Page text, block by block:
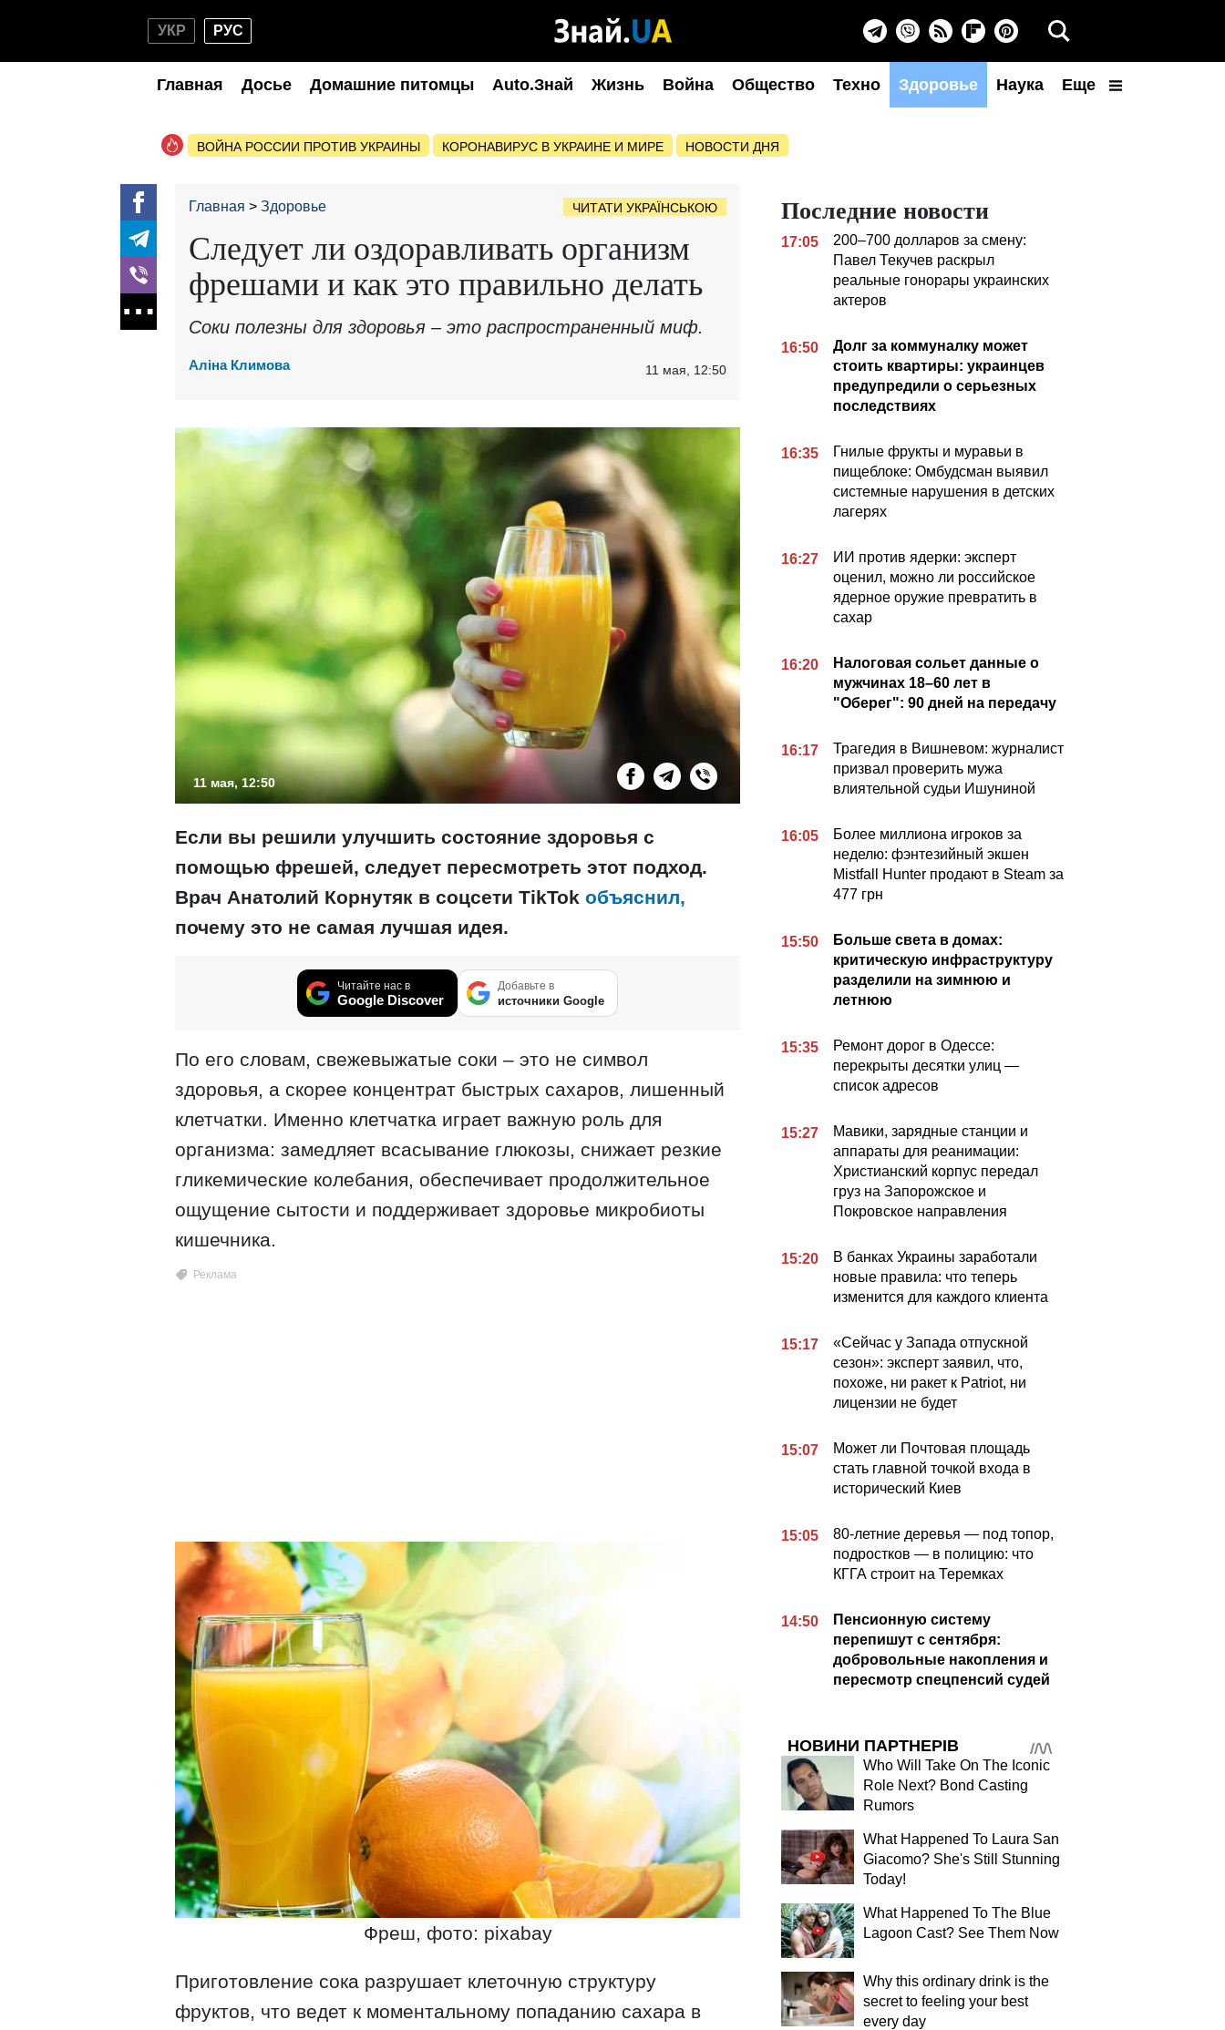
УКР РУС
Главная Досье Домашние питомцы Auto.Знай Жизнь Война Общество Техно Здоровье Наука Еще
ВОЙНА РОССИИ ПРОТИВ УКРАИНЫ КОРОНАВИРУС В УКРАИНЕ И МИРЕ НОВОСТИ ДНЯ
Главная Здоровье ЧИТАТИ УКРАЇНСЬКОЮ
Следует ли оздоравливать организм
фрешами и как это правильно делать
Соки полезны для здоровья – это распространенный миф.
Аліна Климова 11 мая, 12:50
11 мая, 12:50
Если вы решили улучшить состояние здоровья с
помощью фрешей, следует пересмотреть этот подход.
Врач Анатолий Корнутяк в соцсети TikTok объяснил,
почему это не самая лучшая идея.
Читайте нас в
Google Discover
Добавьте в
источники Google
По его словам, свежевыжатые соки – это не символ
здоровья, а скорее концентрат быстрых сахаров, лишенный
клетчатки. Именно клетчатка играет важную роль для
организма: замедляет всасывание глюкозы, снижает резкие
гликемические колебания, обеспечивает продолжительное
ощущение сытости и поддерживает здоровье микробиоты
кишечника.
Фреш, фото: pixabay
Приготовление сока разрушает клеточную структуру
фруктов, что ведет к моментальному попаданию сахара в
Последние новости
17:05
200–700 долларов за смену:
Павел Текучев раскрыл
реальные гонорары украинских
актеров
16:50
Долг за коммуналку может
стоить квартиры: украинцев
предупредили о серьезных
последствиях
16:35
Гнилые фрукты и муравьи в
пищеблоке: Омбудсман выявил
системные нарушения в детских
лагерях
16:27
ИИ против ядерки: эксперт
оценил, можно ли российское
ядерное оружие превратить в
сахар
16:20
Налоговая сольет данные о
мужчинах 18–60 лет в
"Оберег": 90 дней на передачу
16:17
Трагедия в Вишневом: журналист
призвал проверить мужа
влиятельной судьи Ишуниной
16:05
Более миллиона игроков за
неделю: фэнтезийный экшен
Mistfall Hunter продают в Steam за
477 грн
15:50
Больше света в домах:
критическую инфраструктуру
разделили на зимнюю и
летнюю
15:35
Ремонт дорог в Одессе:
перекрыты десятки улиц —
список адресов
15:27
Мавики, зарядные станции и
аппараты для реанимации:
Христианский корпус передал
груз на Запорожское и
Покровское направления
15:20
В банках Украины заработали
новые правила: что теперь
изменится для каждого клиента
15:17
«Сейчас у Запада отпускной
сезон»: эксперт заявил, что,
похоже, ни ракет к Patriot, ни
лицензии не будет
15:07
Может ли Почтовая площадь
стать главной точкой входа в
исторический Киев
15:05
80-летние деревья — под топор,
подростков — в полицию: что
КГГА строит на Теремках
14:50
Пенсионную систему
перепишут с сентября:
добровольные накопления и
пересмотр спецпенсий судей
НОВИНИ ПАРТНЕРІВ
Who Will Take On The Iconic
Role Next? Bond Casting
Rumors
What Happened To Laura San
Giacomo? She's Still Stunning
Today!
What Happened To The Blue
Lagoon Cast? See Them Now
Why this ordinary drink is the
secret to feeling your best
every day